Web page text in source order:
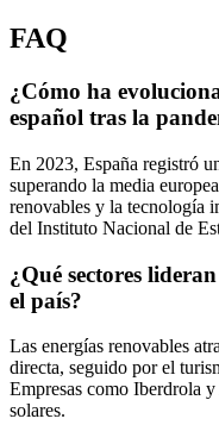
FAQ
¿Cómo ha
español tras la
En 2023, España registró
superando la media
renovables y la tecnología
del Instituto Nacional de
¿Qué sectores
el país?
Las energías renovables
directa, seguido por el
Empresas como Iberdrola
solares.